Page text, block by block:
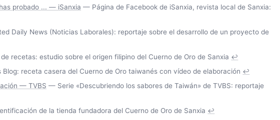
probado ... — iSanxia — Página de Facebook de iSanxia, revista local de Sanxia:
Daily News (Noticias Laborales): reportaje sobre el desarrollo de un proyecto de
recetas: estudio sobre el origen filipino del Cuerno de Oro de Sanxia ↩
receta casera del Cuerno de Oro taiwanés con vídeo de elaboración ↩
— TVBS — Serie «Descubriendo los sabores de Taiwán» de TVBS: reportaje
de la tienda fundadora del Cuerno de Oro de Sanxia ↩